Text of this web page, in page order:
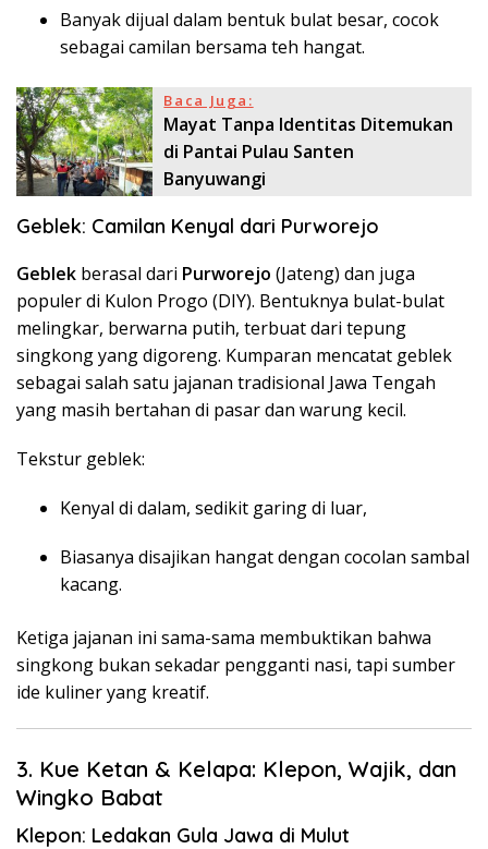
Banyak dijual dalam bentuk bulat besar, cocok
sebagai camilan bersama teh hangat.
Baca Juga:
Mayat Tanpa Identitas Ditemukan
di Pantai Pulau Santen
Banyuwangi
Geblek: Camilan Kenyal dari Purworejo
Geblek berasal dari Purworejo (Jateng) dan juga
populer di Kulon Progo (DIY). Bentuknya bulat-bulat
melingkar, berwarna putih, terbuat dari tepung
singkong yang digoreng. Kumparan mencatat geblek
sebagai salah satu jajanan tradisional Jawa Tengah
yang masih bertahan di pasar dan warung kecil.
Tekstur geblek:
Kenyal di dalam, sedikit garing di luar,
Biasanya disajikan hangat dengan cocolan sambal
kacang.
Ketiga jajanan ini sama-sama membuktikan bahwa
singkong bukan sekadar pengganti nasi, tapi sumber
ide kuliner yang kreatif.
3. Kue Ketan & Kelapa: Klepon, Wajik, dan
Wingko Babat
Klepon: Ledakan Gula Jawa di Mulut